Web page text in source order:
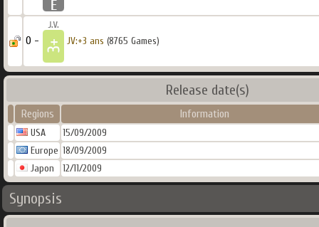
0 - JV:+3 ans (8765 Games)
Release date(s)
Regions Information
USA
15/09/2009
Europe 18/09/2009
Japon
12/11/2009
Synopsis